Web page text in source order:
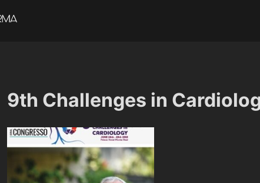
9th Challenges in